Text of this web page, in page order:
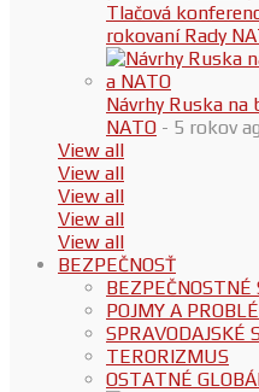
Tlačová
rokovaní Rady
Návrhy Ruska na
NATO - 5 rokov
View all
View all
View all
View all
View all
BEZPEČNOSŤ
BEZPEČNOSTNÉ
POJMY A
SPRAVODAJSKÉ
TERORIZMUS
OSTATNÉ